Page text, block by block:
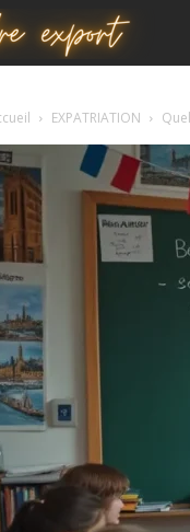
EXPATRIATION